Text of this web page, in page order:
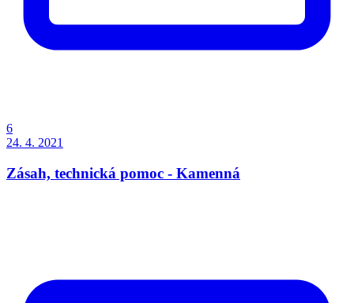
6
24. 4. 2021
Zásah, technická pomoc - Kamenná